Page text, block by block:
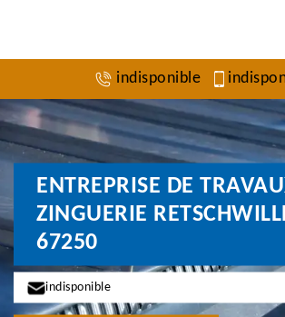
indisponible
ENTREPRISE DE
ZINGUERIE
67250
indisponible